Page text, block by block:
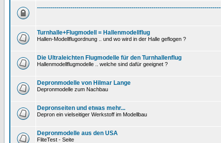
Turnhalle+Flugmodell = Hallenmodellflug
Hallen-Modellflugordnung .. und wo wird in der Halle geflogen ?
Die Ultraleichten Flugmodelle für den Turnhallenflug
Hallenmodellflugmodelle .. welche sind dafür geeignet ?
Depronmodelle von Hilmar Lange
Depronmodelle zum Nachbau
Depronseiten und etwas mehr...
Depron ein vielseitiger Werkstoff im Modellbau
Depronmodelle aus den USA
FliteTest - Seite